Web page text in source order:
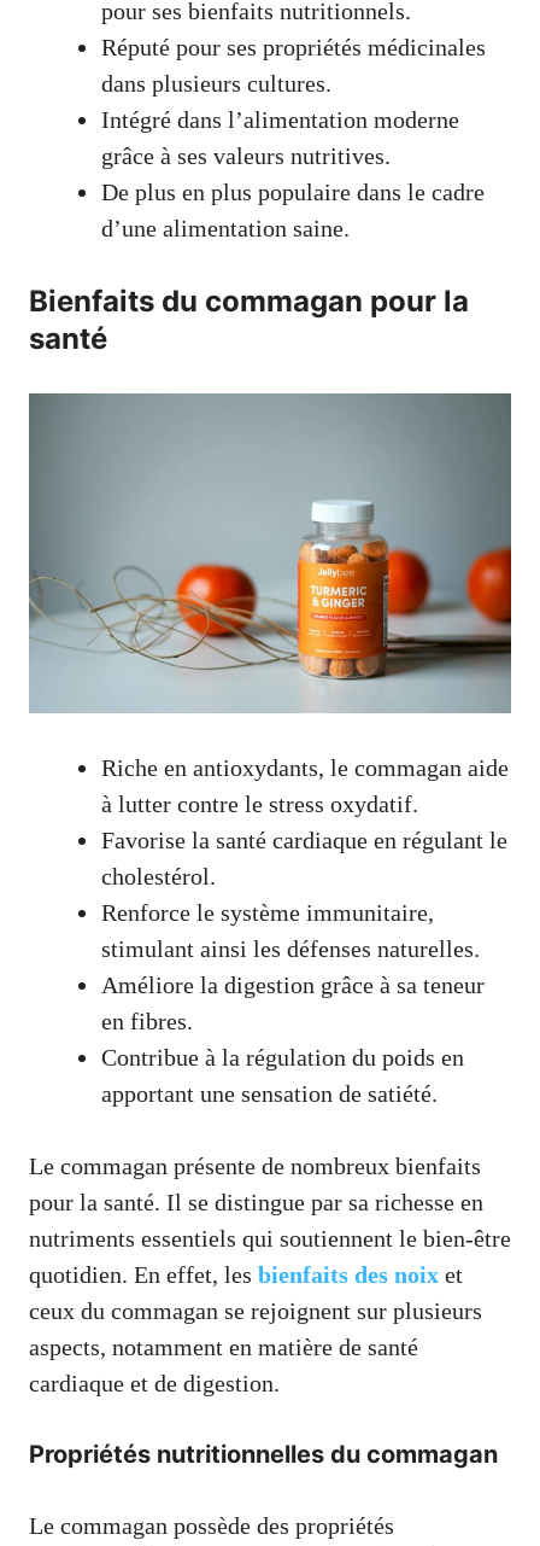
pour ses bienfaits nutritionnels.
Réputé pour ses propriétés médicinales
dans plusieurs cultures.
Intégré dans l’alimentation moderne
grâce à ses valeurs nutritives.
De plus en plus populaire dans le cadre
d’une alimentation saine.
Bienfaits du commagan pour la
santé
Riche en antioxydants, le commagan aide
à lutter contre le stress oxydatif.
Favorise la santé cardiaque en régulant le
cholestérol.
Renforce le système immunitaire,
stimulant ainsi les défenses naturelles.
Améliore la digestion grâce à sa teneur
en fibres.
Contribue à la régulation du poids en
apportant une sensation de satiété.
Le commagan présente de nombreux bienfaits
pour la santé. Il se distingue par sa richesse en
nutriments essentiels qui soutiennent le bien-être
quotidien. En effet, les bienfaits des noix et
ceux du commagan se rejoignent sur plusieurs
aspects, notamment en matière de santé
cardiaque et de digestion.
Propriétés nutritionnelles du commagan
Le commagan possède des propriétés